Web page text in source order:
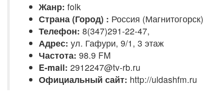
Жанр: folk
Страна (Город) : Россия (Магнитогорск)
Телефон: 8(347)291-22-47,
Адрес: ул. Гафури, 9/1, 3 этаж
Частота: 98.9 FM
E-mail: 2912247@tv-rb.ru
Официальный сайт: http://uldashfm.ru